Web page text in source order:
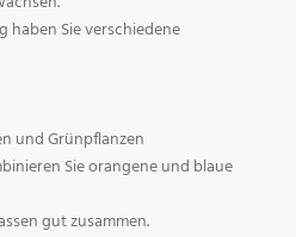
haben Sie verschiedene
und Grünpflanzen
Sie orangene und blaue
gut zusammen.